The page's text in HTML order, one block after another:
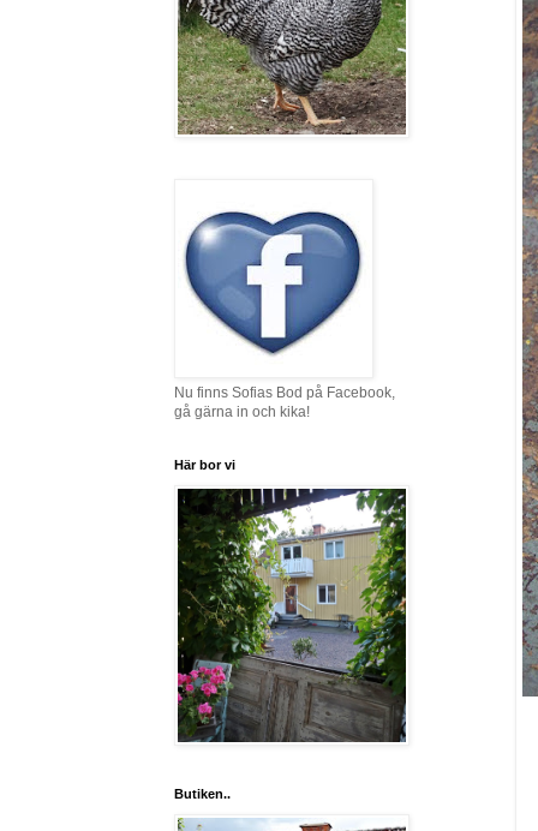
Nu finns Sofias Bod på Facebook,
gå gärna in och kika!
Här bor vi
Butiken..